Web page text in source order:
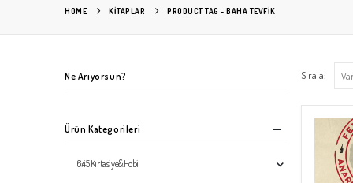
HOME KITAPLAR PRODUCT TAG - BAHA TEVFIK
Sırala:
Ne Arıyorsun?
Ürün Kategorileri
6:45 Kırtasiye&Hobi